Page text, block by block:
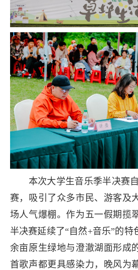
本次大学生音乐季半决赛自
赛，吸引了众多市民、游客及
场人气爆棚。作为五一假期揽
半决赛延续了“自然+音乐”的特
余亩原生绿地与澄澈湖面形成
首歌声都更具感染力，晚风为